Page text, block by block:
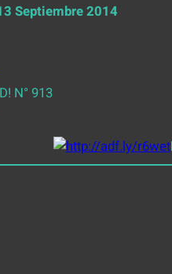
Septiembre 2014
N° 913